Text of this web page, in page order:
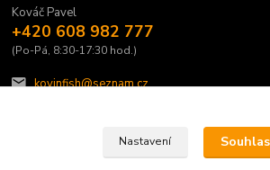
Kováč Pavel
+420 608 982 777
(Po-Pá, 8:30-17:30 hod.)
kovinfish@seznam.cz
Nastavení